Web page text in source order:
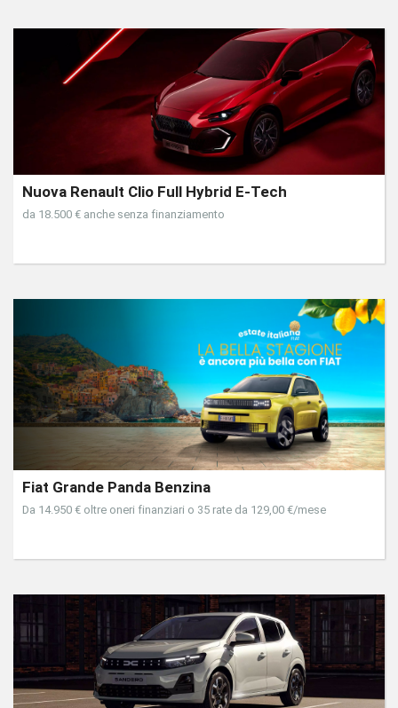
Nuova Renault Clio Full Hybrid E-Tech
da 18.500 € anche senza finanziamento
Fiat Grande Panda Benzina
Da 14.950 € oltre oneri finanziari o 35 rate da 129,00 €/mese